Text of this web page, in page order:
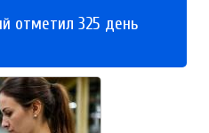
отметил 325 день